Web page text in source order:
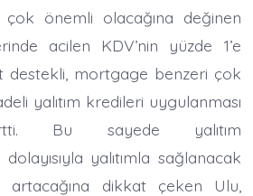
önemli olacağına değinen
acilen KDV’nin yüzde 1’e
destekli, mortgage benzeri çok
yalıtım kredileri uygulanması
Bu sayede yalıtım
yalıtımla sağlanacak
artacağına dikkat çeken Ulu,